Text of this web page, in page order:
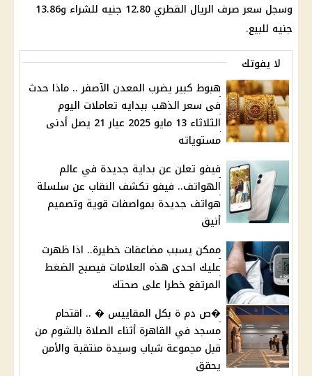
وسجل سعر صرف الريال القطري 12.80 جنيه للشراء و13.86
جنيه للبيع.
لا يفوتك
هبوط كبير يضرب المعدن الآصفر .. ماذا حدث
فى سعر الذهب ببدايه تعاملات اليوم
الثلاثاء 13 مايو 2025 عيار 21 يصل أدنى
مستوياته
فيفو تعلن عن بداية جديدة في عالم
الهواتف.. فيفو تكشف النقاب عن سلسلة
هواتف جديدة بمواصفات قوية وتصميم
أنيق
ممكن يسبب مضاعفات خطيرة.. اذا ظهرت
عليك احدى هذه العلامات فيصبح الضغط
المرتفع خطرا على صحتك
�ص دم ة بكل المقاييس � .. اقتحام
مسجد في القاهرة أثناء الصلاة بالشوم من
قبل مجموعة شباب وسيدة منتقبة والأمن
يحقق